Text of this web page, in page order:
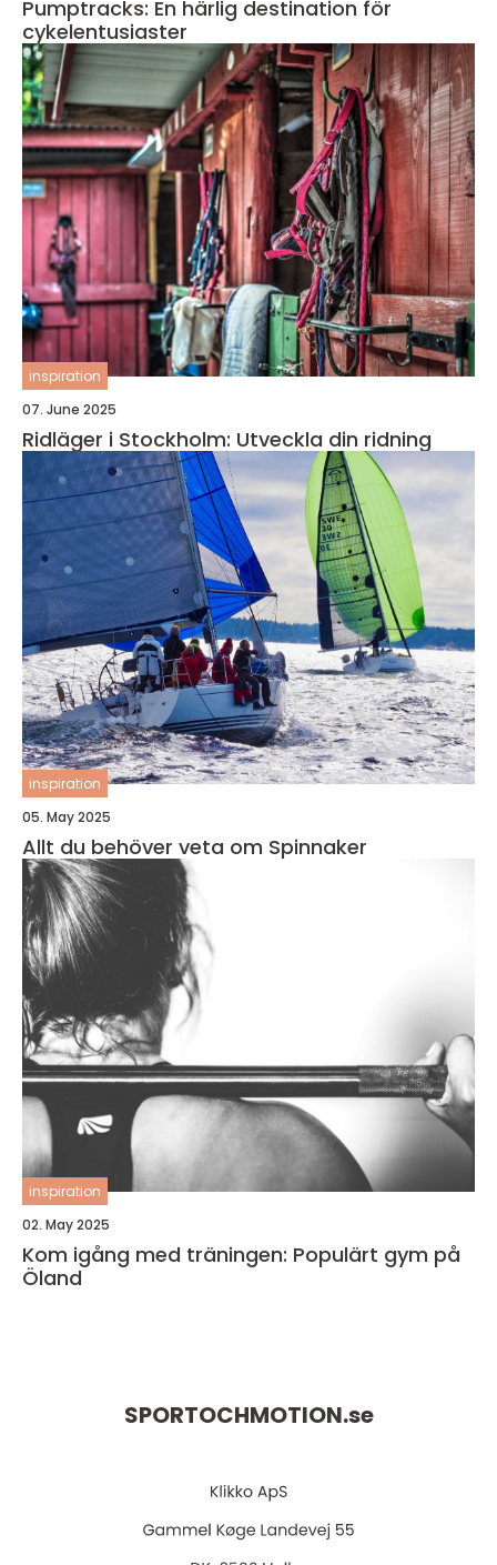
Pumptracks: En härlig destination för
cykelentusiaster
inspiration
07. June 2025
Ridläger i Stockholm: Utveckla din ridning
inspiration
05. May 2025
Allt du behöver veta om Spinnaker
inspiration
02. May 2025
Kom igång med träningen: Populärt gym på
Öland
SPORTOCHMOTION.se